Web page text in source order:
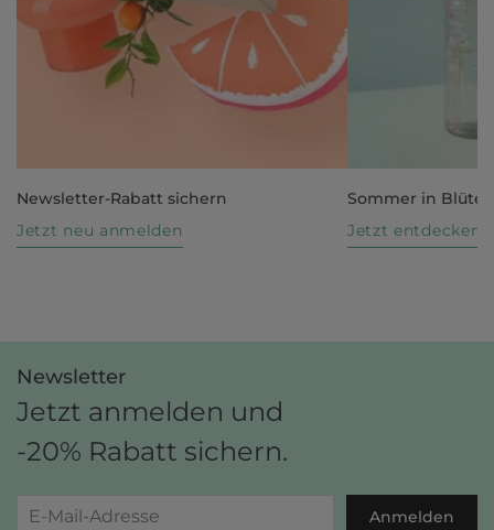
Newsletter-Rabatt sichern
Jetzt neu anmelden
Sommer in Blüte
Jetzt entdecken
Newsletter
Jetzt anmelden und
-20% Rabatt sichern.
Anmelden